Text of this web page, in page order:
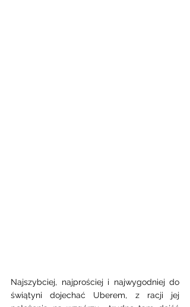
Najszybciej, najprościej i najwygodniej do
świątyni dojechać Uberem, z racji jej